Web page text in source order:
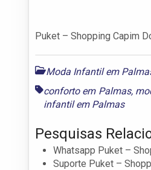
Puket – Shopping Capim
Moda Infantil em
conforto em Palmas,
infantil em Palmas
Pesquisas
Whatsapp Puket –
Suporte Puket –